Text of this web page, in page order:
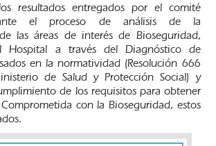
resultados entregados por el comité
el proceso de análisis de la
las áreas de interés de Bioseguridad,
Hospital a través del Diagnóstico de
en la normatividad (Resolución 666
de Salud y Protección Social) y
de los requisitos para obtener
Comprometida con la Bioseguridad, estos